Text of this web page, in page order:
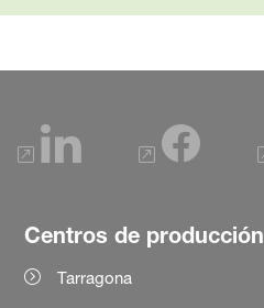
Centros de producción
Tarragona